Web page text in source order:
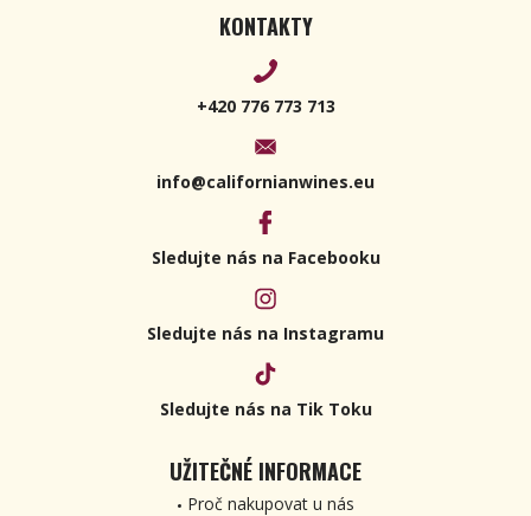
KONTAKTY
+420 776 773 713
info@californianwines.eu
Sledujte nás na Facebooku
Sledujte nás na Instagramu
Sledujte nás na Tik Toku
UŽITEČNÉ INFORMACE
Proč nakupovat u nás